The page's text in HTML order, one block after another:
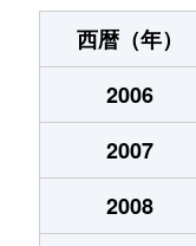
北７条東
北８条東
北８条東
北８条東
西暦（年）
2006
2007
2008